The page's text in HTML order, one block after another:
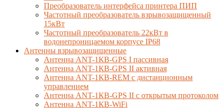
Преобразователь интерфейса принтера ПИП
Частотный преобразователь взрывозащищенный
15кВт
Частотный преобразователь 22кВт в
водонепроницаемом корпусе IP68
Антенны взрывозащищенные
Антенна ANT-1КВ-GPS I пассивная
Антенна ANT-1КВ-GPS II активная
Антенна ANT-1КВ-REM c дистанционным
управлением
Антенна ANT-1КВ-GPS II с открытым протоколом
Антенна ANT-1КВ-WiFi